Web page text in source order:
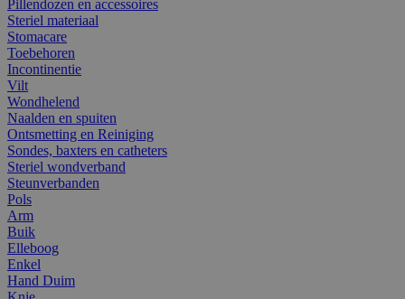
Pillendozen en accessoires
Steriel materiaal
Stomacare
Toebehoren
Incontinentie
Vilt
Wondhelend
Naalden en spuiten
Ontsmetting en Reiniging
Sondes, baxters en catheters
Steriel wondverband
Steunverbanden
Pols
Arm
Buik
Elleboog
Enkel
Hand Duim